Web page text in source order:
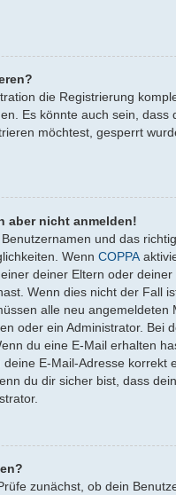
die Registrierung
Es könnte auch sein, dass
möchtest, gesperrt
aber nicht anmelden!
und das
Wenn COPPA
deiner Eltern oder
Wenn dies nicht der Fall
alle neu
oder ein Administrator. Bei
du eine E-Mail erhalten
E-Mail-Adresse korrekt
du dir sicher bist, dass
zunächst, ob dein